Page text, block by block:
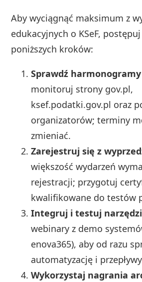
Aby wyciągnąć maksimum z
edukacyjnych o KSeF, postępuj
poniższych kroków:
Sprawdź harmonogramy
monitoruj strony gov.pl,
ksef.podatki.gov.pl oraz
organizatorów; terminy
zmieniać.
Zarejestruj się z
większość wydarzeń
rejestracji; przygotuj
kwalifikowane do testów
Integruj i testuj
webinary z demo
enova365), aby od razu
automatyzację i
Wykorzystaj nagrania